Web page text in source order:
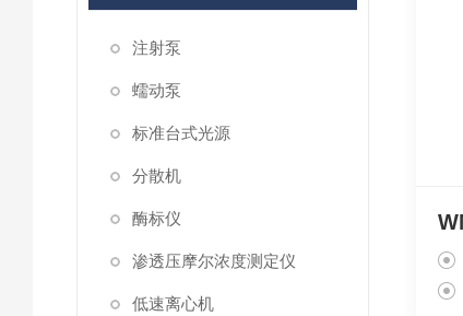
注射泵
蠕动泵
标准台式光源
分散机
酶标仪
渗透压摩尔浓度测定仪
低速离心机